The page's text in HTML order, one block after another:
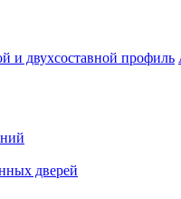
и двухсоставной профиль
дверей